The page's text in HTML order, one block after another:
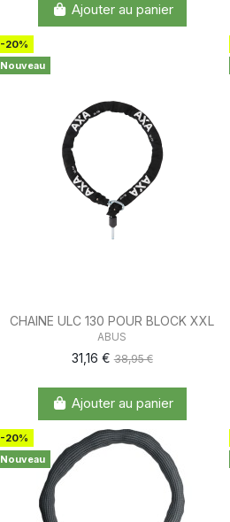
Ajouter au panier
-20%
Nouveau
CHAINE ULC 130 POUR BLOCK XXL
ABUS
31,16 €38,95 €
Ajouter au panier
-20%
Nouveau